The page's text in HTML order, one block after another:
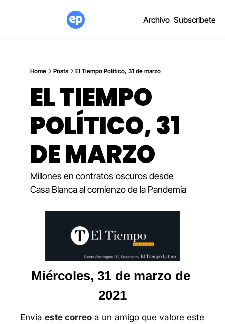
Archivo Subscríbete
Home Posts El Tiempo Político, 31 de marzo
EL TIEMPO
POLÍTICO, 31
DE MARZO
Millones en contratos oscuros desde
Casa Blanca al comienzo de la Pandemia
Miércoles, 31 de marzo de
2021
Envía este correo a un amigo que valore este